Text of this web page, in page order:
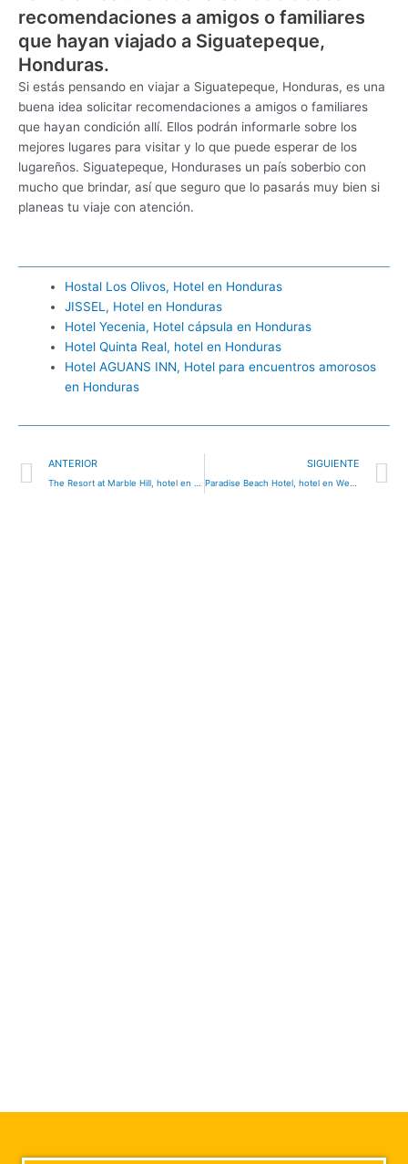
recomendaciones a amigos o familiares
que hayan viajado a Siguatepeque,
Honduras.
Si estás pensando en viajar a Siguatepeque, Honduras, es una
buena idea solicitar recomendaciones a amigos o familiares
que hayan condición allí. Ellos podrán informarle sobre los
mejores lugares para visitar y lo que puede esperar de los
lugareños. Siguatepeque, Hondurases un país soberbio con
mucho que brindar, así que seguro que lo pasarás muy bien si
planeas tu viaje con atención.
Hostal Los Olivos, Hotel en Honduras
JISSEL, Hotel en Honduras
Hotel Yecenia, Hotel cápsula en Honduras
Hotel Quinta Real, hotel en Honduras
Hotel AGUANS INN, Hotel para encuentros amorosos
en Honduras
Ant
ANTERIOR SIGUIENTE